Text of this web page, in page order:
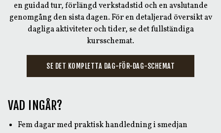
en guidad tur, förlängd verkstadstid och en avslutande
genomgång den sista dagen. För en detaljerad översikt av
dagliga aktiviteter och tider, se det fullständiga
kursschemat.
SE DET KOMPLETTA DAG-FÖR-DAG-SCHEMAT
VAD INGÅR?
Fem dagar med praktisk handledning i smedjan